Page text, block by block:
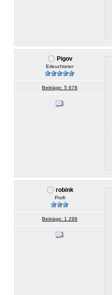
Pigov
Erleuchteter
Beiträge: 5 678
robink
Profi
Beiträge: 1 299